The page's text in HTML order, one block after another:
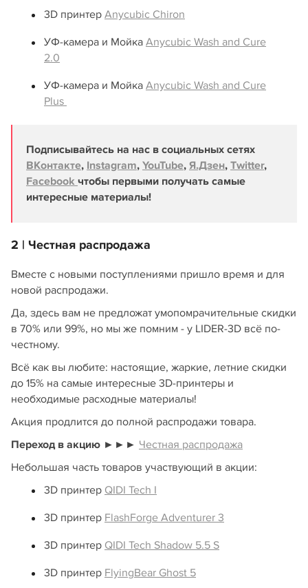
3D принтер Anycubic Chiron
УФ-камера и Мойка Anycubic Wash and Cure
2.0
УФ-камера и Мойка Anycubic Wash and Cure
Plus
Подписывайтесь на нас в социальных сетях
ВКонтакте, Instagram, YouTube, Я.Дзен, Twitter,
Facebook чтобы первыми получать самые
интересные материалы!
2 | Честная распродажа
Вместе с новыми поступлениями пришло время и для
новой распродажи.
Да, здесь вам не предложат умопомрачительные скидки
в 70% или 99%, но мы же помним - у LIDER-3D всё по-
честному.
Всё как вы любите: настоящие, жаркие, летние скидки
до 15% на самые интересные 3D-принтеры и
необходимые расходные материалы!
Акция продлится до полной распродажи товара.
Переход в акцию ►►► Честная распродажа
Небольшая часть товаров участвующий в акции:
3D принтер QIDI Tech I
3D принтер FlashForge Adventurer 3
3D принтер QIDI Tech Shadow 5.5 S
3D принтер FlyingBear Ghost 5